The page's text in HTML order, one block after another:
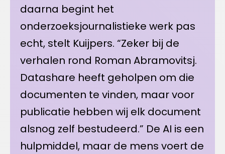
daarna begint het
onderzoeksjournalistieke werk pas
echt, stelt Kuijpers. “Zeker bij de
verhalen rond Roman Abramovitsj.
Datashare heeft geholpen om die
documenten te vinden, maar voor
publicatie hebben wij elk document
alsnog zelf bestudeerd.” De AI is een
hulpmiddel, maar de mens voert de